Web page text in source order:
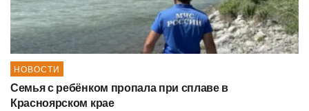
НОВОСТИ
Семья с ребёнком пропала при сплаве в
Красноярском крае